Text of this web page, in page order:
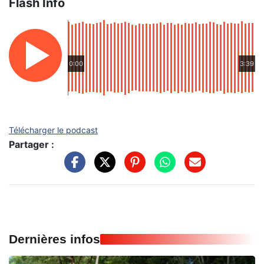
Flash Info
0:00 3:39
Télécharger le podcast
Partager :
Dernières infos